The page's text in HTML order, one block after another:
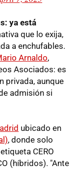
ya está
que lo exija,
a enchufables.
Arnaldo,
Asociados: es
privada, aunque
admisión si
ubicado en
, donde solo
CERO
(híbridos). "Ante